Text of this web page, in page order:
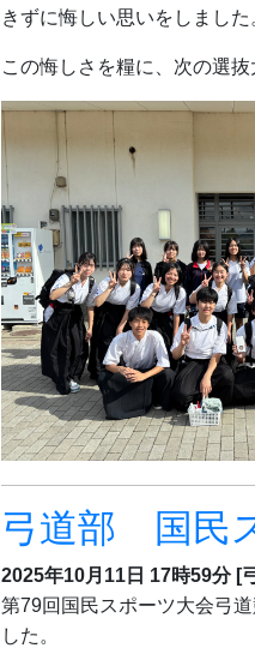
きずに悔しい思いをしました
この悔しさを糧に、次の選
弓道部 国民
2025年10月11日 17時59分 [
第79回国民スポーツ大会弓
した。